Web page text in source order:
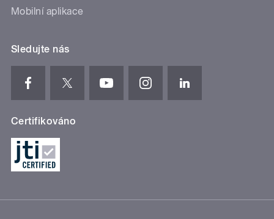
Mobilní aplikace
Sledujte nás
Certifikováno